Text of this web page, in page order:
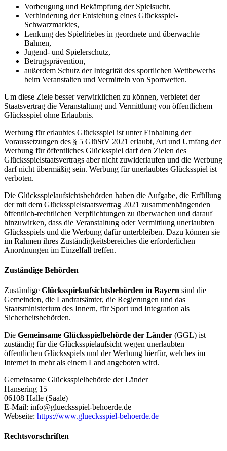
Vorbeugung und Bekämpfung der Spielsucht,
Verhinderung der Entstehung eines Glücksspiel-
Schwarzmarktes,
Lenkung des Spieltriebes in geordnete und überwachte
Bahnen,
Jugend- und Spielerschutz,
Betrugsprävention,
außerdem Schutz der Integrität des sportlichen Wettbewerbs
beim Veranstalten und Vermitteln von Sportwetten.
Um diese Ziele besser verwirklichen zu können, verbietet der
Staatsvertrag die Veranstaltung und Vermittlung von öffentlichem
Glücksspiel ohne Erlaubnis.
Werbung für erlaubtes Glücksspiel ist unter Einhaltung der
Voraussetzungen des § 5 GlüStV 2021 erlaubt, Art und Umfang der
Werbung für öffentliches Glücksspiel darf den Zielen des
Glücksspielstaatsvertrags aber nicht zuwiderlaufen und die Werbung
darf nicht übermäßig sein. Werbung für unerlaubtes Glücksspiel ist
verboten.
Die Glücksspielaufsichtsbehörden haben die Aufgabe, die Erfüllung
der mit dem Glücksspielstaatsvertrag 2021 zusammenhängenden
öffentlich-rechtlichen Verpflichtungen zu überwachen und darauf
hinzuwirken, dass die Veranstaltung oder Vermittlung unerlaubten
Glücksspiels und die Werbung dafür unterbleiben. Dazu können sie
im Rahmen ihres Zuständigkeitsbereiches die erforderlichen
Anordnungen im Einzelfall treffen.
Zuständige Behörden
Zuständige Glücksspielaufsichtsbehörden in Bayern sind die
Gemeinden, die Landratsämter, die Regierungen und das
Staatsministerium des Innern, für Sport und Integration als
Sicherheitsbehörden.
Die Gemeinsame Glücksspielbehörde der Länder (GGL) ist
zuständig für die Glücksspielaufsicht wegen unerlaubten
öffentlichen Glücksspiels und der Werbung hierfür, welches im
Internet in mehr als einem Land angeboten wird.
Gemeinsame Glücksspielbehörde der Länder
Hansering 15
06108 Halle (Saale)
E-Mail: info@gluecksspiel-behoerde.de
Webseite: https://www.gluecksspiel-behoerde.de
Rechtsvorschriften